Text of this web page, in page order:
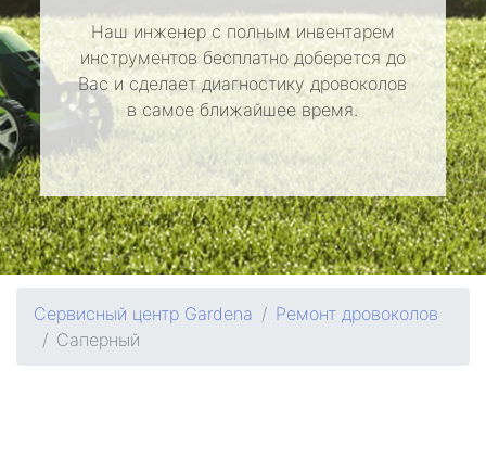
Наш инженер с полным инвентарем
инструментов бесплатно доберется до
Вас и сделает диагностику дровоколов
в самое ближайшее время.
Сервисный центр Gardena
Ремонт дровоколов
Саперный